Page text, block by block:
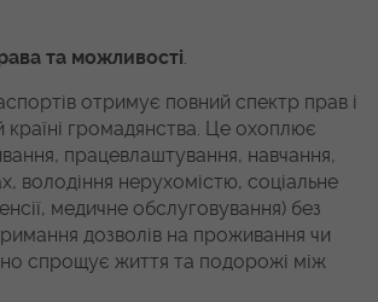
та можливості.
отримує повний спектр прав і
країні громадянства. Це охоплює
працевлаштування, навчання,
володіння нерухомістю, соціальне
медичне обслуговування) без
дозволів на проживання чи
спрощує життя та подорожі між